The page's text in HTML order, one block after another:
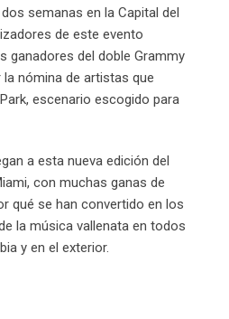
semanas en la Capital del
de este evento
ganadores del doble Grammy
nómina de artistas que
escenario escogido para
a esta nueva edición del
con muchas ganas de
qué se han convertido en los
la música vallenata en todos
y en el exterior.